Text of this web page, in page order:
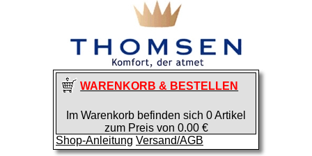
WARENKORB & BESTELLEN
Im Warenkorb befinden sich 0 Artikel
zum Preis von 0.00 €
Shop-Anleitung Versand/AGB